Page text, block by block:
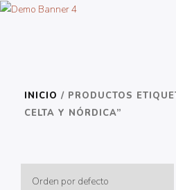
INICIO / PRODUCTOS
CELTA Y NÓRDICA”